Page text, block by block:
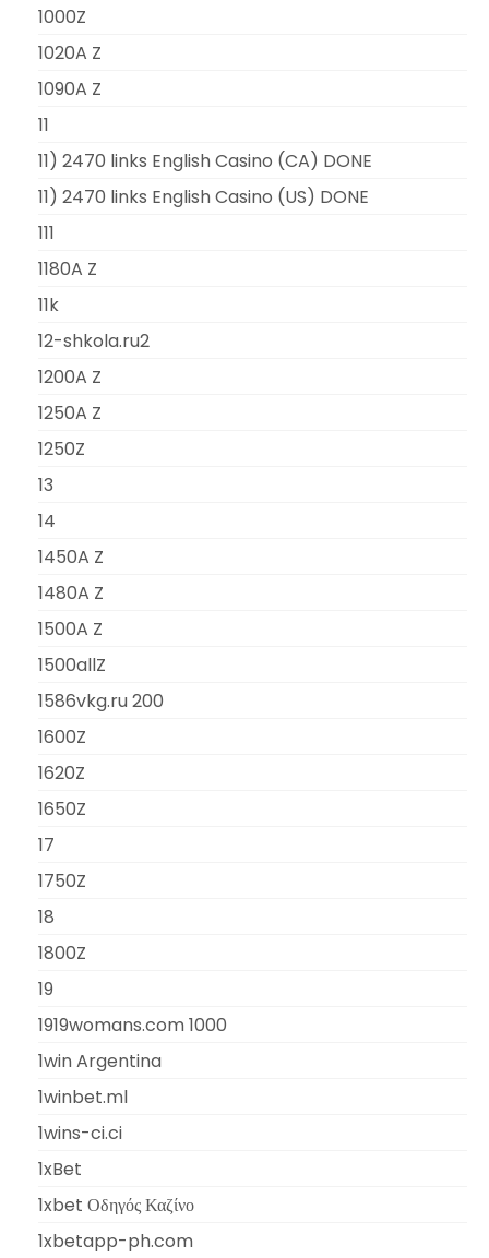
1000Z
1020A Z
1090A Z
11
11) 2470 links English Casino (CA) DONE
11) 2470 links English Casino (US) DONE
111
1180A Z
11k
12-shkola.ru2
1200A Z
1250A Z
1250Z
13
14
1450A Z
1480A Z
1500A Z
1500allZ
1586vkg.ru 200
1600Z
1620Z
1650Z
17
1750Z
18
1800Z
19
1919womans.com 1000
1win Argentina
1winbet.ml
1wins-ci.ci
1xBet
1xbet Οδηγός Καζίνο
1xbetapp-ph.com